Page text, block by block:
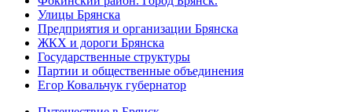
Улицы Брянска
Предприятия и организации Брянска
ЖКХ и дороги Брянска
Государственные структуры
Партии и общественные объединения
Егор Ковальчук губернатор